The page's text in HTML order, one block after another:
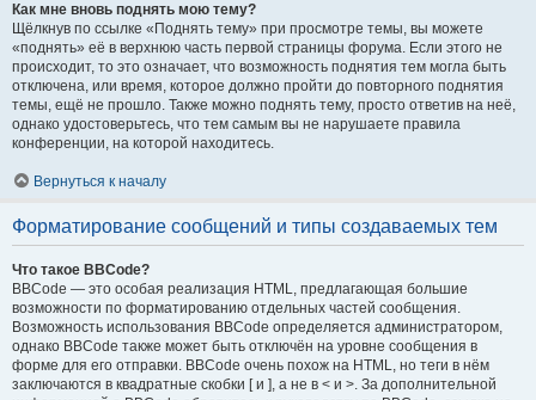
Как мне вновь поднять мою тему?
Щёлкнув по ссылке «Поднять тему» при просмотре темы, вы можете
«поднять» её в верхнюю часть первой страницы форума. Если этого не
происходит, то это означает, что возможность поднятия тем могла быть
отключена, или время, которое должно пройти до повторного поднятия
темы, ещё не прошло. Также можно поднять тему, просто ответив на неё,
однако удостоверьтесь, что тем самым вы не нарушаете правила
конференции, на которой находитесь.
Вернуться к началу
Форматирование сообщений и типы создаваемых тем
Что такое BBCode?
BBCode — это особая реализация HTML, предлагающая большие
возможности по форматированию отдельных частей сообщения.
Возможность использования BBCode определяется администратором,
однако BBCode также может быть отключён на уровне сообщения в
форме для его отправки. BBCode очень похож на HTML, но теги в нём
заключаются в квадратные скобки [ и ], а не в < и >. За дополнительной